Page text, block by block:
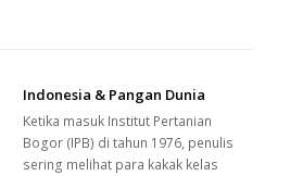
Indonesia & Pangan Dunia
Ketika masuk Institut Pertanian
Bogor (IPB) di tahun 1976, penulis
sering melihat para kakak kelas